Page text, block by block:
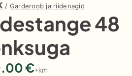
/ Garderoob ja riidenagid
48
€+km